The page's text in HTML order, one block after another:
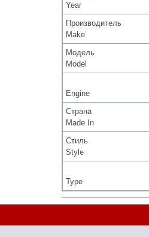
Year
Производитель
Make
Модель
Model
Engine
Страна
Made In
Стиль
Style
Type